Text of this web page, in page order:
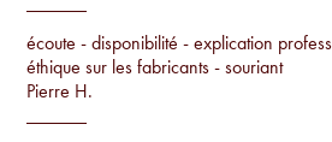
écoute - disponibilité - explication
éthique sur les fabricants - souriant
Pierre H.